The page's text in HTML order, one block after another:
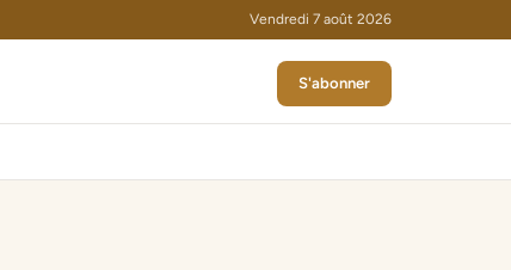
Vendredi 7 août 2026
S'abonner